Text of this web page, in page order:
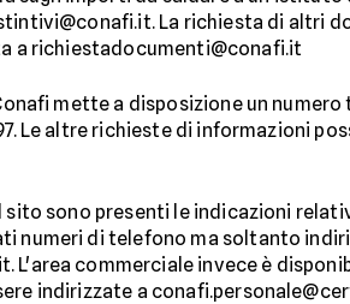
La richiesta di altri
a richiestadocumenti@conafi.it
mette a disposizione un numero
Le altre richieste di informazioni
sono presenti le indicazioni
numeri di telefono ma soltanto
commerciale invece è
indirizzate a